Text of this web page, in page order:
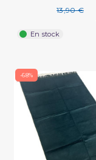
13,90 €
En stock
-68%